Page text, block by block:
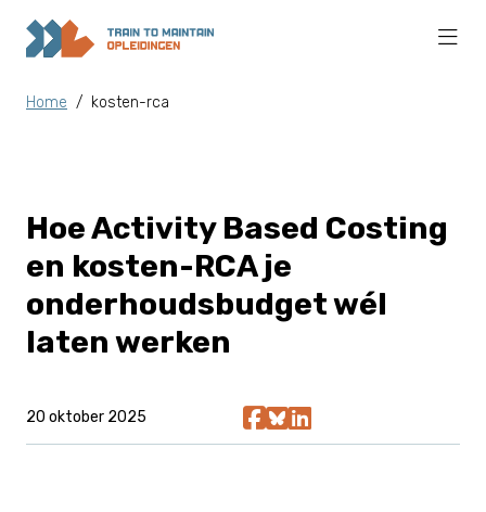
Home / kosten-rca
Hoe Activity Based Costing
en kosten-RCA je
onderhoudsbudget wél
laten werken
20 oktober 2025